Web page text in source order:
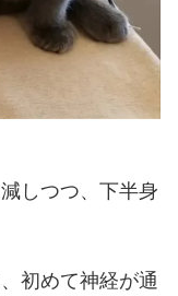
しつつ、下半身
初めて神経が通